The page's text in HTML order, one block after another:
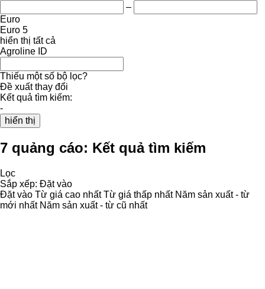
–
Euro
Euro 5
hiển thị tất cả
Agroline ID
Thiếu một số bộ lọc?
Đề xuất thay đổi
Kết quả tìm kiếm:
-
hiển thị
7 quảng cáo: Kết quả tìm kiếm
Lọc
Sắp xếp: Đặt vào
Đặt vào Từ giá cao nhất Từ giá thấp nhất Năm sản xuất - từ
mới nhất Năm sản xuất - từ cũ nhất